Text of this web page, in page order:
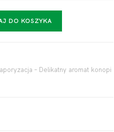
DO KOSZYKA
– Delikatny aromat konopi